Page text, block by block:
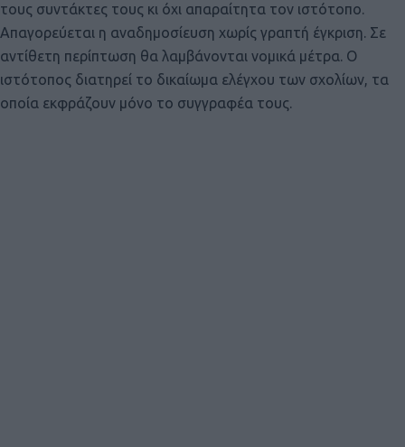
τους συντάκτες τους κι όχι απαραίτητα τον ιστότοπο.
Απαγορεύεται η αναδημοσίευση χωρίς γραπτή έγκριση. Σε
αντίθετη περίπτωση θα λαμβάνονται νομικά μέτρα. Ο
ιστότοπος διατηρεί το δικαίωμα ελέγχου των σχολίων, τα
οποία εκφράζουν μόνο το συγγραφέα τους.